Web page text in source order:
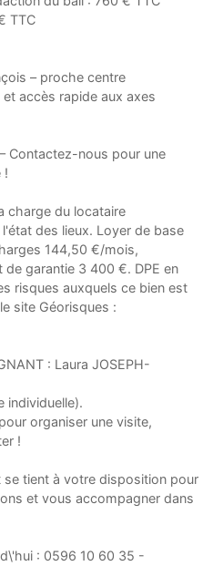
TTC
– proche centre
accès rapide aux axes
Contactez-nous pour une
!
charge du locataire
des lieux. Loyer de base
144,50 €/mois,
de garantie 3 400 €. DPE en
risques auxquels ce bien est
site Géorisques :
: Laura JOSEPH-
individuelle).
organiser une visite,
!
tient à votre disposition pour
et vous accompagner dans
: 0596 10 60 35 -